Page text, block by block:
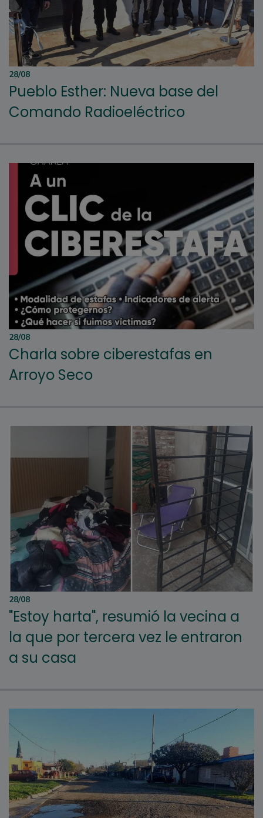
28/08
Pueblo Esther: Nueva base del
Comando Radioeléctrico
28/08
Charla sobre ciberestafas en
Arroyo Seco
28/08
"Estoy harta", resumió la vecina a
la que por tercera vez le entraron
a su casa